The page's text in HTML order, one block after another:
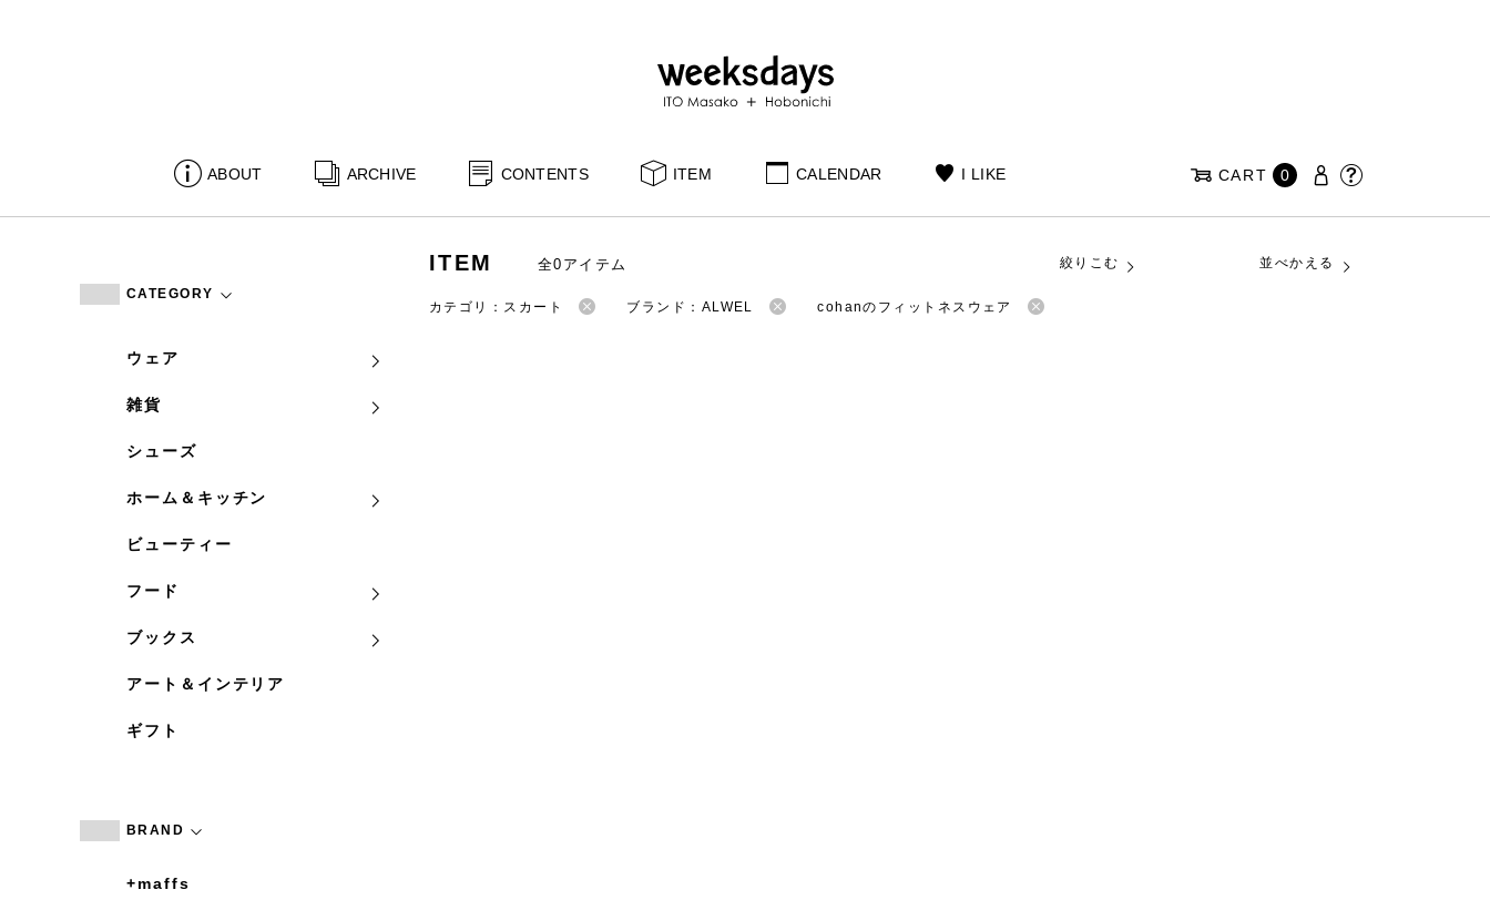
ABOUT ARCHIVE CONTENTS ITEM CALENDAR I LIKE CART 0
CATEGORY
ウェア
雑貨
シューズ
ホーム＆キッチン
ビューティー
フード
ブックス
アート＆インテリア
ギフト
BRAND
+maffs
ITEM 全0アイテム 絞りこむ 並べかえる
カテゴリ：スカート ブランド：ALWEL cohanのフィットネスウェア